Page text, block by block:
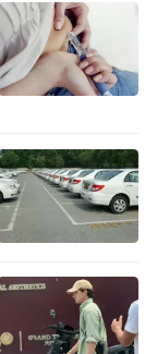
的本土化至
个地方的情
画瓢”。必须
我瞬间想起